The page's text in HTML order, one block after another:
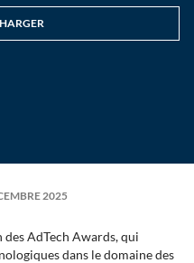
2025
AdTech Awards, qui
dans le domaine des